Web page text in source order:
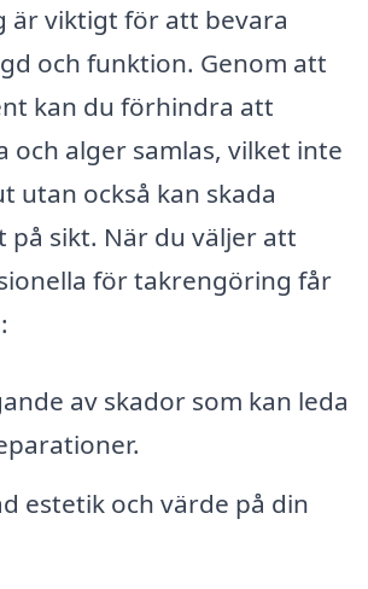
är viktigt för att bevara
och funktion. Genom att
kan du förhindra att
och alger samlas, vilket inte
utan också kan skada
på sikt. När du väljer att
för takrengöring får
av skador som kan leda
estetik och värde på din